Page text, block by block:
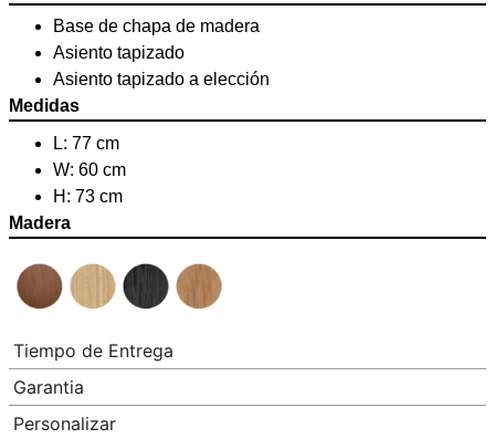
Base de chapa de madera
Asiento tapizado
Asiento tapizado a elección
Medidas
L: 77 cm
W: 60 cm
H: 73 cm
Madera
Tiempo de Entrega
Garantia
Personalizar